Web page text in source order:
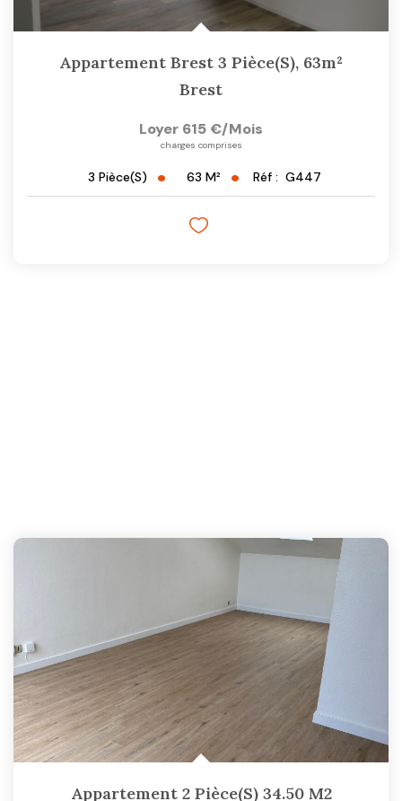
Appartement Brest 3 Pièce(s), 63m²
Brest
Loyer 615 €/mois
charges comprises
3 Pièce(s) 63 M² Réf : G447
Appartement 2 Pièce(s) 34.50 M2